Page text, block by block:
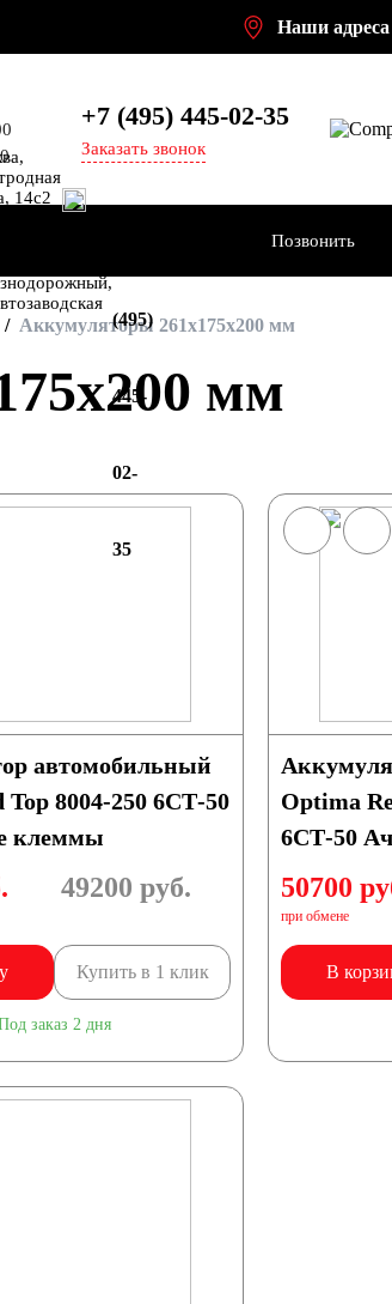
Наши адреса
+7 (495)445-02-35
Заказать звонок
14с2
(495)
445-
02-
35
Позвонить
Аккумуляторы 261x175x200 мм
мм
автомобильный
Top 8004-250 6СТ-50
клеммы
49200 руб.
Купить в 1 клик
заказ 2 дня
Optima
6СТ-50
50700
при обмене
В